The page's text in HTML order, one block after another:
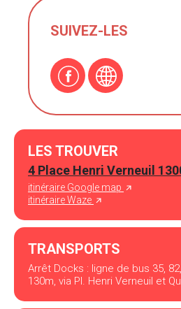
SUIVEZ-LES
LES TROUVER
4 Place Henri Verneuil
itinéraire Google map
itinéraire Waze
TRANSPORTS
Arrêt Docks : ligne de bus 35,
130m, via Pl. Henri Verneuil et